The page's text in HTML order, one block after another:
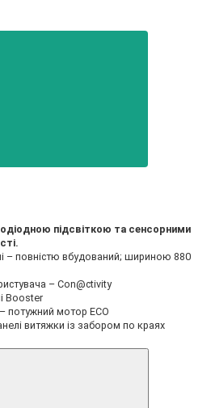
підсвіткою та сенсорними
– повністю вбудований; шириною 880
– Con@ctivity
Booster
потужний мотор ECO
витяжки із забором по краях